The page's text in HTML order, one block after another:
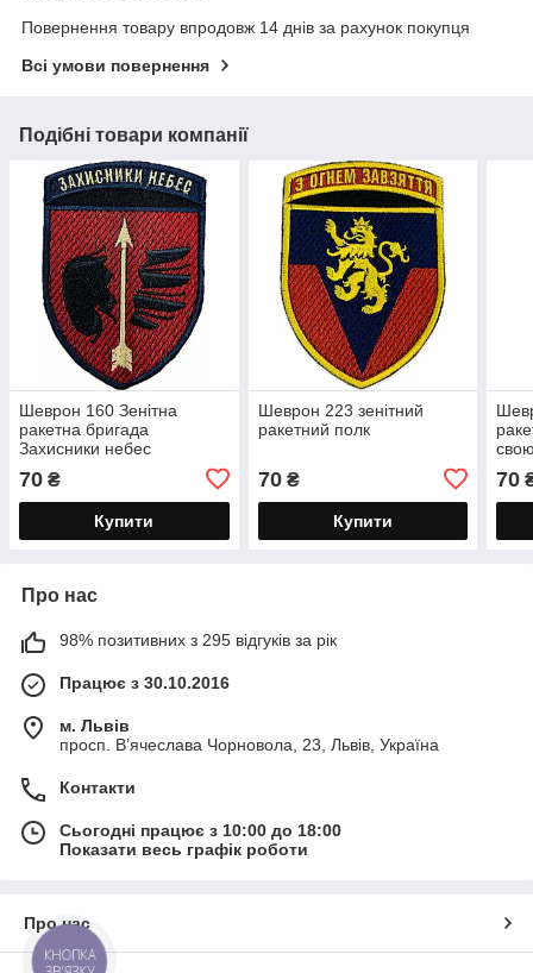
Повернення товару впродовж 14 днів за рахунок покупця
Всі умови повернення
Подібні товари компанії
Шеврон 160 Зенітна
ракетна бригада
Захисники небес
70 ₴
Купити
Шеврон 223 зенітний
ракетний полк
70₴
Купити
70
Про нас
98% позитивних з 295 відгуків за рік
Працює з 30.10.2016
м. Львів
просп. В’ячеслава Чорновола, 23, Львів, Україна
Контакти
Сьогодні працює з 10:00 до 18:00
Показати весь графік роботи
Про нас
КНОПКА